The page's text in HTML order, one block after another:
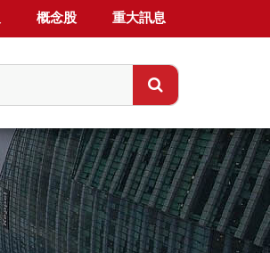
概念股 重大訊息